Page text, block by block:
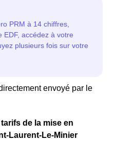
envoyé par le
de la mise en
Laurent-Le-Minier